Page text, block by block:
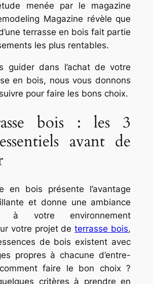
menée par le magazine
Magazine révèle que
terrasse en bois fait partie
les plus rentables.
guider dans l’achat de votre
en bois, nous vous donnons
pour faire les bons choix.
bois : les 3
avant de
en bois présente l’avantage
et donne une ambiance
à votre environnement
votre projet deterrasse bois,
de bois existent avec
propres à chacune d’entre-
faire le bon choix ?
critères à prendre en